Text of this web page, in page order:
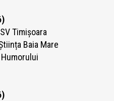
Timișoara
Baia Mare
Humorului